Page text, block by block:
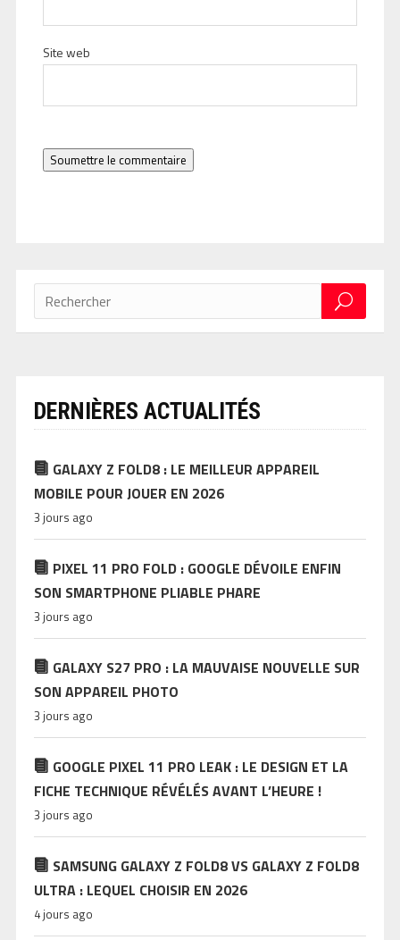
Site web
Soumettre le commentaire
DERNIÈRES ACTUALITÉS
GALAXY Z FOLD8 : LE MEILLEUR APPAREIL
MOBILE POUR JOUER EN 2026
3 jours ago
PIXEL 11 PRO FOLD : GOOGLE DÉVOILE ENFIN
SON SMARTPHONE PLIABLE PHARE
3 jours ago
GALAXY S27 PRO : LA MAUVAISE NOUVELLE SUR
SON APPAREIL PHOTO
3 jours ago
GOOGLE PIXEL 11 PRO LEAK : LE DESIGN ET LA
FICHE TECHNIQUE RÉVÉLÉS AVANT L’HEURE !
3 jours ago
SAMSUNG GALAXY Z FOLD8 VS GALAXY Z FOLD8
ULTRA : LEQUEL CHOISIR EN 2026
4 jours ago